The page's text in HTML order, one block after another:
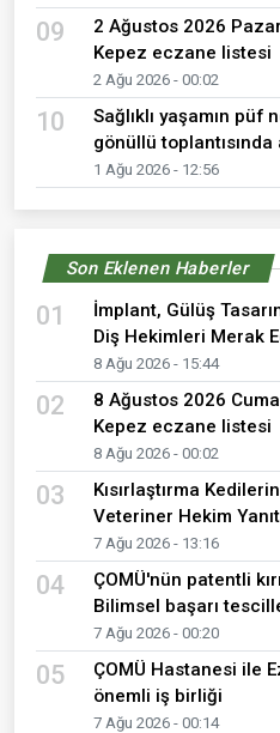
09
2 Ağustos 2026
Kepez eczane listesi
2 Ağu 2026 - 00:02
10
Sağlıklı yaşamın püf
gönüllü toplantısında
1 Ağu 2026 - 12:56
Son Eklenen Haberler
01
İmplant, Gülüş
Diş Hekimleri Merak
8 Ağu 2026 - 15:44
02
8 Ağustos 2026
Kepez eczane listesi
8 Ağu 2026 - 00:02
03
Kısırlaştırma
Veteriner Hekim
7 Ağu 2026 - 13:16
04
ÇOMÜ'nün patentli
Bilimsel başarı
7 Ağu 2026 - 00:20
05
ÇOMÜ Hastanesi ile
önemli iş birliği
7 Ağu 2026 - 00:14